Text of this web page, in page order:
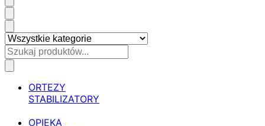
ORTEZY
STABILIZATORY
OPIEKA